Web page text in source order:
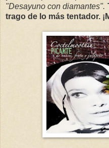
"Desayuno con diamantes".
trago de lo más tentador.